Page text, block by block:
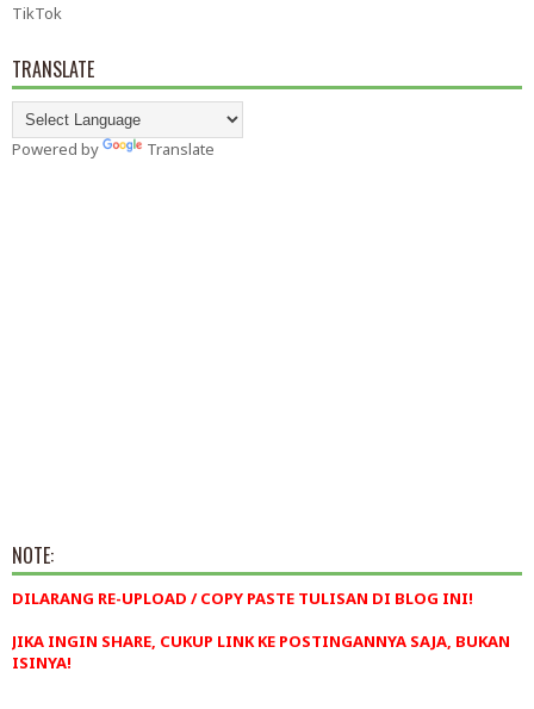
TikTok
TRANSLATE
Powered by Translate
NOTE:
DILARANG RE-UPLOAD / COPY PASTE TULISAN DI BLOG INI!
JIKA INGIN SHARE, CUKUP LINK KE POSTINGANNYA SAJA, BUKAN
ISINYA!